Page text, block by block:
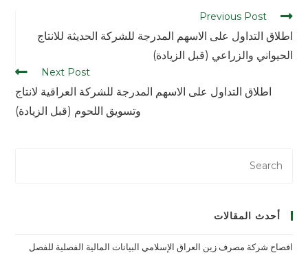
Previous Post
اطلاق التداول على الاسهم المدرجة للشركة الحديثة للانتاج
الحيواني والزراعي (قبل الزيادة)
Next Post
اطلاق التداول على الاسهم المدرجة للشركة العراقية لانتاج
وتسويق اللحوم (قبل الزيادة)
أحدث المقالات
افصاح شركة مصرف زين العراق الإسلامي البيانات المالية الفصلية للفصل